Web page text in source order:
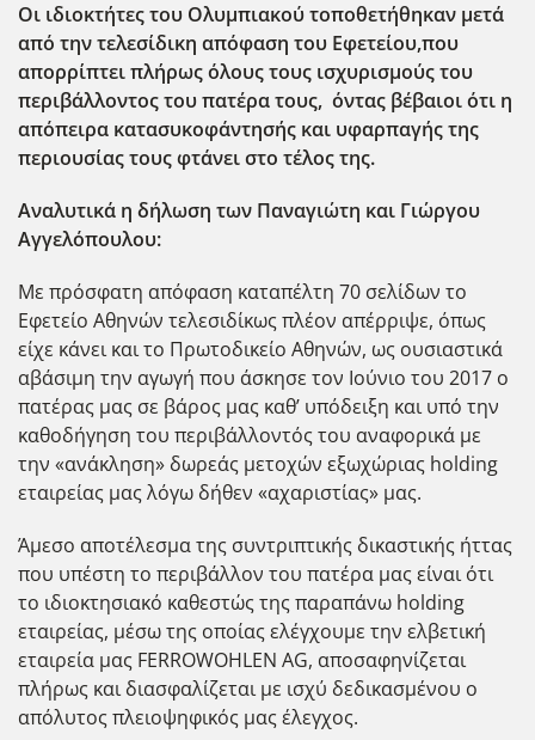
Οι ιδιοκτήτες του Ολυμπιακού τοποθετήθηκαν μετά
από την τελεσίδικη απόφαση του Εφετείου,που
απορρίπτει πλήρωςόλους τους ισχυρισμούς του
περιβάλλοντος του πατέρα τους, όντας βέβαιοι ότι η
απόπειρα κατασυκοφάντησής και υφαρπαγής της
περιουσίας τους φτάνει στο τέλος της.
Αναλυτικά η δήλωση των Παναγιώτη και Γιώργου
Αγγελόπουλου:
Με πρόσφατη απόφαση καταπέλτη 70 σελίδων το
Εφετείο Αθηνών τελεσιδίκως πλέον απέρριψε, όπως
είχε κάνει και το Πρωτοδικείο Αθηνών, ως ουσιαστικά
αβάσιμη την αγωγή που άσκησε τον Ιούνιο του 2017 ο
πατέρας μας σε βάρος μας καθ’ υπόδειξη και υπό την
καθοδήγηση του περιβάλλοντός του αναφορικά με
την «ανάκληση» δωρεάς μετοχών εξωχώριας holding
εταιρείας μας λόγω δήθεν «αχαριστίας» μας.
Άμεσο αποτέλεσμα της συντριπτικής δικαστικής ήττας
που υπέστη το περιβάλλον του πατέρα μας είναι ότι
το ιδιοκτησιακό καθεστώς της παραπάνω holding
εταιρείας, μέσω της οποίας ελέγχουμε την ελβετική
εταιρεία μας FERROWOHLEN AG, αποσαφηνίζεται
πλήρως και διασφαλίζεται με ισχύ δεδικασμένου ο
απόλυτος πλειοψηφικός μας έλεγχος.